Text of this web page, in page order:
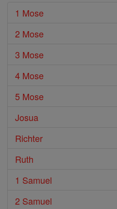
1 Mose
2 Mose
3 Mose
4 Mose
5 Mose
Josua
Richter
Ruth
1 Samuel
2 Samuel